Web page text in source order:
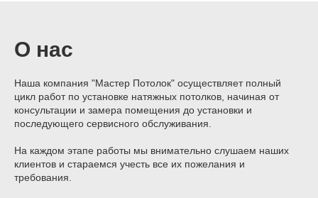
О нас
Наша компания "Мастер Потолок" осуществляет полный
цикл работ по установке натяжных потолков, начиная от
консультации и замера помещения до установки и
последующего сервисного обслуживания.
На каждом этапе работы мы внимательно слушаем наших
клиентов и стараемся учесть все их пожелания и
требования.